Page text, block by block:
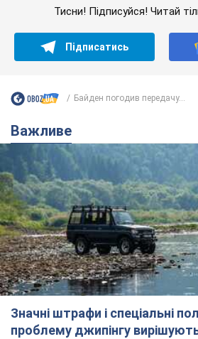
Тисни! Підписуйся! Читай
Підписатись
Байден погодив передачу...
Важливе
Значні штрафи і спеціальні
проблему джипінгу